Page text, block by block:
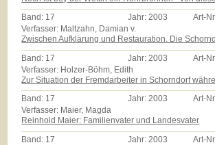
Band: 17 Jahr:2003 Art-
Verfasser: Maltzahn, Damian v.
Zwischen Aufklärung und Restauration. Die
Band: 17 Jahr: 2003 Art-
Verfasser: Holzer-Böhm, Edith
Zur Situation der Fremdarbeiter in Schorndorf
Band: 17 Jahr:2003 Art-
Verfasser: Maier, Magda
Reinhold Maier: Familienvater und Landesvater
Band: 17 Jahr: 2003 Art-